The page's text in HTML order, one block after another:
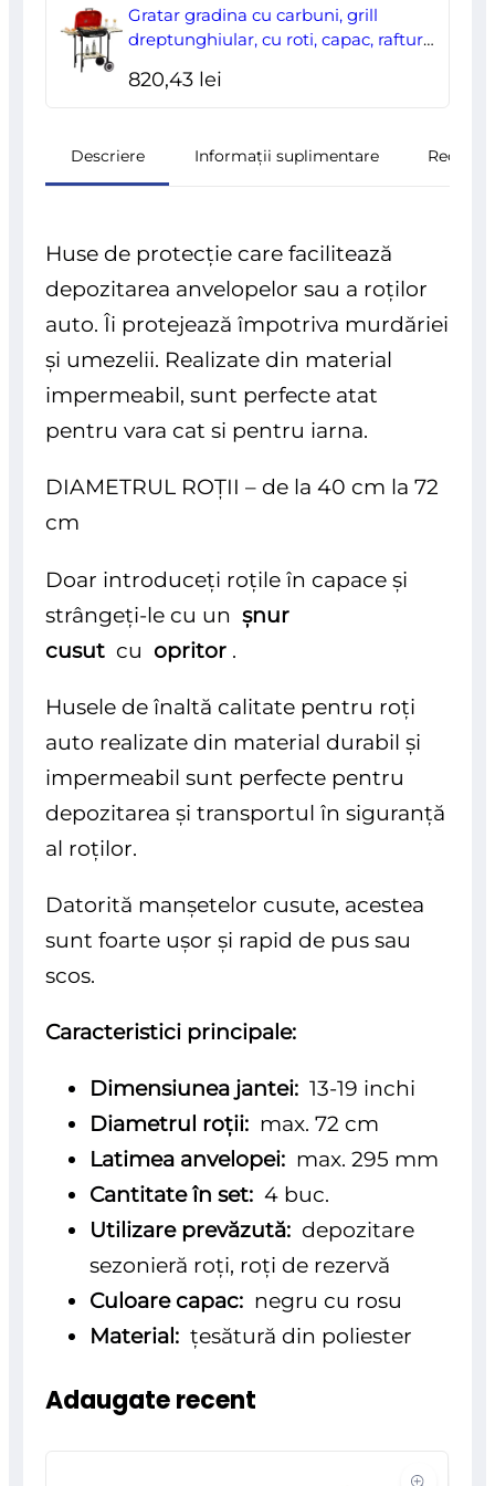
Gratar gradina cu carbuni, grill
dreptunghiular, cu roti, capac, rafturi,
820,43 lei
Descriere Informații suplimentare
Huse de protecție care facilitează
depozitarea anvelopelor sau a roților
auto. Îi protejează împotriva murdăriei
și umezelii. Realizate din material
impermeabil, sunt perfecte atat
pentru vara cat si pentru iarna.
DIAMETRUL ROȚII – de la 40 cm la 72
cm
Doar introduceți roțile în capace și
strângeți-le cu unșnur
cusut cuopritor .
Husele de înaltă calitate pentru roți
auto realizate din material durabil și
impermeabil sunt perfecte pentru
depozitarea și transportul în siguranță
al roților.
Datorită manșetelor cusute, acestea
sunt foarte ușor și rapid de pus sau
scos.
Caracteristici principale:
Dimensiunea jantei:13-19 inchi
Diametrul roții: max. 72 cm
Latimea anvelopei: max. 295 mm
Cantitate în set:4 buc.
Utilizare prevăzută: depozitare
sezonieră roți, roți de rezervă
Culoare capac: negru cu rosu
Material: țesătură din poliester
Adaugate recent